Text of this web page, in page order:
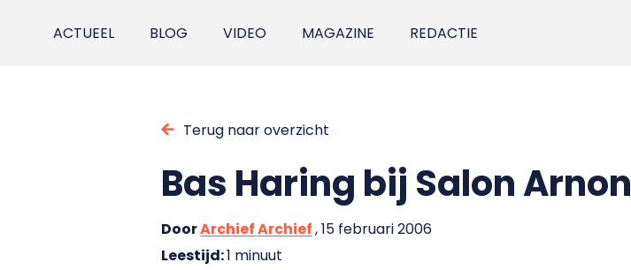
ACTUEEL BLOG VIDEO MAGAZINE REDACTIE
Terug naar overzicht
Bas Haring bij Salon Arnon
DoorArchief Archief, 15 februari 2006
Leestijd:1 minuut